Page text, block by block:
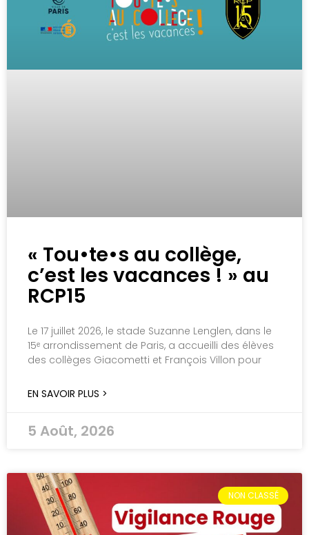
« Tou•te•s au collège,
c’est les vacances ! » au
RCP15
Le 17 juillet 2026, le stade Suzanne Lenglen, dans le
15ᵉ arrondissement de Paris, a accueilli des élèves
des collèges Giacometti et François Villon pour
EN SAVOIR PLUS >
5 Août, 2026
NON CLASSÉ